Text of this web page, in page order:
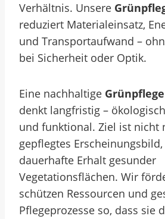
Verhältnis. Unsere
reduziert Materialeinsatz,
und Transportaufwand –
bei Sicherheit oder Optik.
Eine nachhaltige
denkt langfristig –
und funktional. Ziel ist nicht
gepflegtes
dauerhafte Erhalt gesunder
Vegetationsflächen. Wir
schützen Ressourcen und
Pflegeprozesse so, dass sie